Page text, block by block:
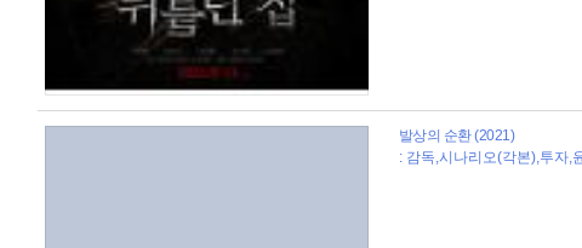
발상의 순환 (2021)
: 감독,시나리오(각본),투자,